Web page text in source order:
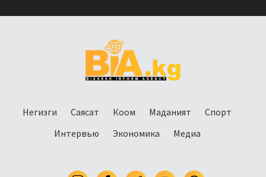
Негизги Саясат Коом Маданият
Спорт
Интервью
Экономика Медиа